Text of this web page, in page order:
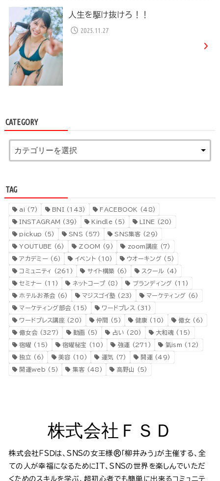
人生を駆け抜けろ！！
2025.11.27
CATEGORY
TAG
ai (7) BNI(143) FACEBOOK (48)
INSTAGRAM (39) Kindle (5) LINE (20)
pickup (5) SNS (57) SNS集客 (29)
YOUTUBE (6) ZOOM (9) zoom講座 (7)
アカデミー (6) イベント (10) ウオーキング (5)
コミュニティ (261) サイト構築 (6) スクール (4)
セミナー (11) ネットコープ (8) ブランディング (11)
ホテルお茶会 (6) マジスゴイ塾(23) マーケティング (6)
マーケティング部会 (15) ワードプレス (31)
ワードプレス講座(20) 仲間 (5) 健康 (10) 億女(6)
億女会 (327) 動画 (5) 占い (20) 大和魂 (15)
宿曜 (15) 宿曜秘宝 (10) 強運 (271) 氣ism (12)
独立 (6) 美容 (10) 運気 (7) 開運(49)
開運web (5) 集客 (48) 高野山 (5)
株式会社ＦＳＤ
株式会社ＦＳＤは、SNSの女王様®️「柳井みう」が主催する、全
ての人が幸福になるためにIT、SNSの世界を楽しんでいただ
くためのスキルを学ぶ、超初心者でも簡単に出来るコミュニテ